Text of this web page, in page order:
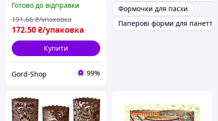
великодня для Великодні
випічки пасхи та пасок
Готово до відправки
172.50₴/упаковка
191.66 ₴/упаковка
Купити
Gord-Shop 99%
Формочки для пасхи
Паперові форми для